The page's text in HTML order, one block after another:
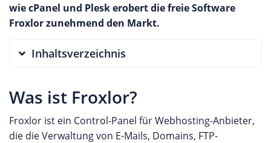
wie cPanel und Plesk erobert die freie Software
Froxlor zunehmend den Markt.
Inhaltsverzeichnis
Was ist Froxlor?
Froxlor ist ein Control-Panel für Webhosting-Anbieter,
die die Verwaltung von E-Mails, Domains, FTP-